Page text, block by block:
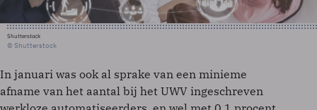
Shutterstock
© Shutterstock
In januari was ook al sprake van een minieme
afname van het aantal bij het UWV ingeschreven